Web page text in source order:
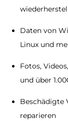
Daten von
Linux und
Fotos,
und über
Beschädigte
reparieren